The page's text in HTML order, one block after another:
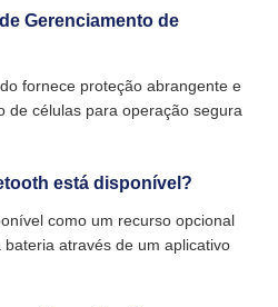
Gerenciamento de
fornece proteção abrangente e
de células para operação segura
está disponível?
como um recurso opcional
através de um aplicativo